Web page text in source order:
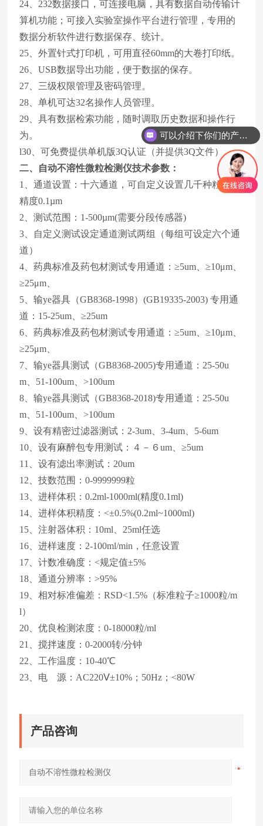
24、232数据接口，可连接电脑，具有数据自动传输计
算机功能；可接入实验室操作平台进行管理，专用的
数据分析软件进行数据保存、统计。
25、外置针式打印机，可用直径60mm的大卷打印纸。
26、USB数据导出功能，便于数据的保存。
27、三级权限管理及密码管理。
28、单机可达32名操作人员管理。
29、具有数据检索功能，随时调取历史数据和操作行
为。
l30、可免费提供单机版3Q认证（并提供3Q文件）。
二、 自动不溶性微粒检测仪技术参数：
1、通道设置：十六通道，可自定义设置几千种粒径，
精度0.1µm
2、测试范围：1-500µm(需要分段传感器)
3、自定义测试设定通道测试两组（每组可设定六个通
道）
4、药典标准及药包材测试专用通道：≥5um、≥10μm、
≥25μm、
5、输ye器具（GB8368-1998）(GB19335-2003) 专用通
道：15-25um、≥25um
6、药典标准及药包材测试专用通道：≥5um、≥10μm、
≥25μm、
7、输ye器具测试（GB8368-2005)专用通道：25-50u
m、51-100um、>100um
8、输ye器具测试（GB8368-2018)专用通道：25-50u
m、51-100um、>100um
9、设有精密过滤器测试：2-3um、3-4um、5-6um
10、设有麻醉包专用测试：４－６um、≥5um
11、设有滤出率测试：20um
12、技数范围：0-9999999粒
13、进样体积：0.2ml-1000ml(精度0.1ml)
14、进样体积精度：<±0.5%(0.2ml~1000ml)
15、注射器体积：10ml、25ml任选
16、进样速度：2-100ml/min，任意设置
17、计数准确度：<规定值±5%
18、通道分辨率：>95%
19、相对标准偏差：RSD<1.5%（标准粒子≥1000粒/m
l）
20、优良检测浓度：0-18000粒/ml
21、搅拌速度：0-2000转/分钟
22、工作温度：10-40℃
23、电 源：AC220Ⅴ±10%；50Hz；<80W
产品咨询
可以介绍下你们的产品么